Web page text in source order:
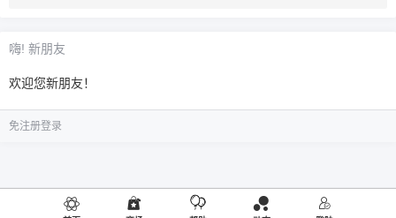
嗨! 新朋友
欢迎您新朋友！
免注册登录